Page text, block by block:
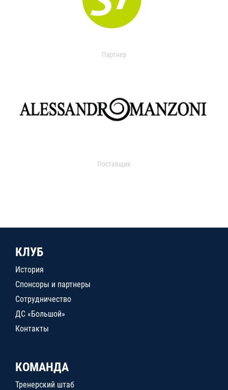
Партнер
Поставщик
КЛУБ
История
Спонсоры и партнеры
Сотрудничество
ДС «Большой»
Контакты
КОМАНДА
Тренерский штаб